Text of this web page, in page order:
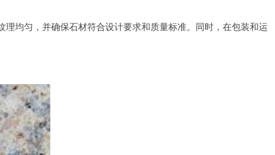
均匀，并确保石材符合设计要求和质量标准。同时，在包装和运